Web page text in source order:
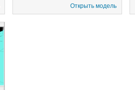
виртуального мира согласно
инструкциям в документации
Открыть модель